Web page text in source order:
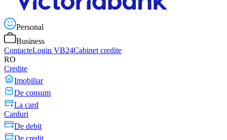
Personal
Business
ContacteLogin VB24Cabinet credite
RO
Credite
Imobiliar
De consum
La card
Carduri
De debit
De credit